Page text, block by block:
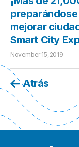
mejorar
Smart City
November 15, 2019
Atrás